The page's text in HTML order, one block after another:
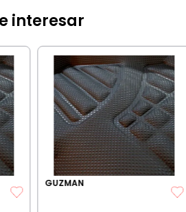
interesar
GUZMAN